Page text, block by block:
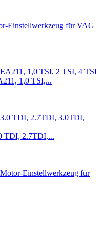
Einstellwerkzeug für VAG
1,0 TSI,...
TDI, 2.7TDI,...
Motor-Einstellwerkzeug für